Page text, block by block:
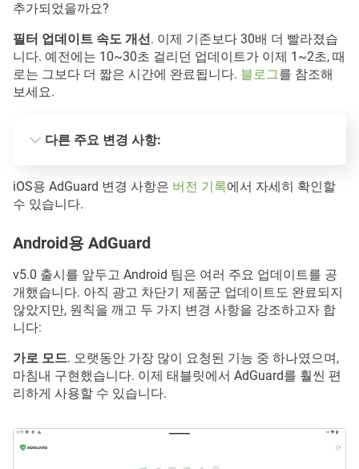
추가되었을까요?
필터 업데이트 속도 개선. 이제 기존보다 30배 더 빨라졌습
니다. 예전에는 10~30초 걸리던 업데이트가 이제 1~2초, 때
로는 그보다 더 짧은 시간에 완료됩니다. 블로그를 참조해
보세요.
다른 주요 변경 사항:
Safari 규칙 적용 속도 향상
iOS용 AdGuard 변경 사항은 버전 기록에서 자세히 확인할
수 있습니다.
Android용 AdGuard
v5.0 출시를 앞두고 Android 팀은 여러 주요 업데이트를 공
개했습니다. 아직 광고 차단기 제품군 업데이트도 완료되지
않았지만, 원칙을 깨고 두 가지 변경 사항을 강조하고자 합
니다:
가로 모드. 오랫동안 가장 많이 요청된 기능 중 하나였으며,
마침내 구현했습니다. 이제 태블릿에서 AdGuard를 훨씬 편
리하게 사용할 수 있습니다.